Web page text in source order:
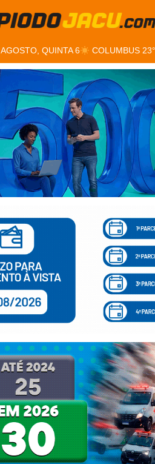
AGOSTO, QUINTA 6 COLUMBUS